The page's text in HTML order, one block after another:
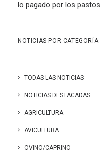
lo pagado por los pastos
NOTICIAS POR CATEGORÍA
TODAS LAS NOTICIAS
NOTICIAS DESTACADAS
AGRICULTURA
AVICULTURA
OVINO/CAPRINO